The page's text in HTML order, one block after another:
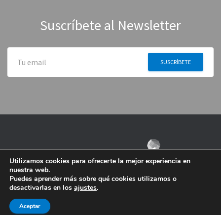
Suscríbete al Newsletter
Utilizamos cookies para ofrecerte la mejor experiencia en
nuestra web.
Puedes aprender más sobre qué cookies utilizamos o
desactivarlas en los ajustes.
Aceptar